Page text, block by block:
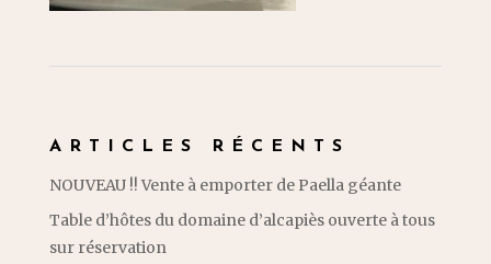
ARTICLES RÉCENTS
NOUVEAU !! Vente à emporter de Paella géante
Table d’hôtes du domaine d’alcapiès ouverte à tous
sur réservation